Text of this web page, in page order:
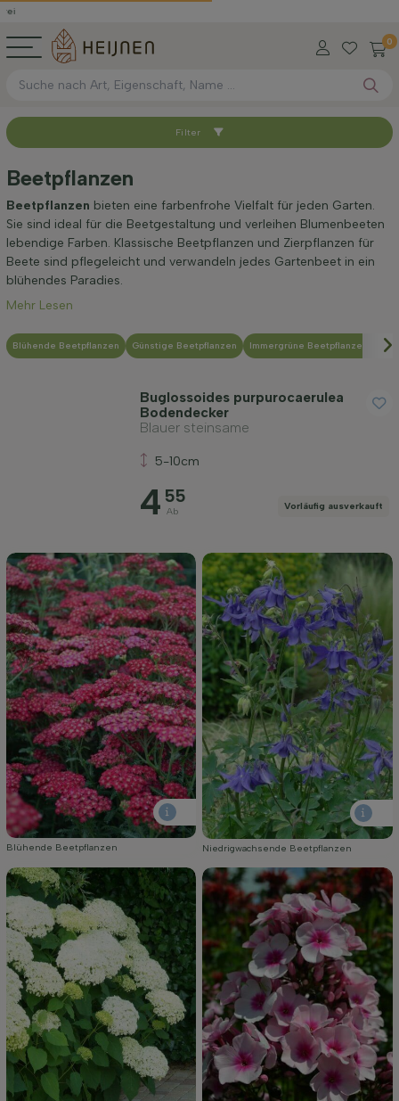
0
Sortieren nach
Standort
Anwendung
Blütezeit
Filter
Beetpflanzen
Beetpflanzen bieten eine farbenfrohe Vielfalt für jeden Garten.
Sie sind ideal für die Beetgestaltung und verleihen Blumenbeeten
lebendige Farben. Klassische Beetpflanzen und Zierpflanzen für
Beete sind pflegeleicht und verwandeln jedes Gartenbeet in ein
blühendes Paradies.
Mehr Lesen
Blühende Beetpflanzen Günstige Beetpflanzen Immergrüne Beetpflanzen
Buglossoides purpurocaerulea
Bodendecker
Blauer steinsame
5-10cm
4 55
Ab
Vorläufig ausverkauft
Blühende Beetpflanzen Niedrigwachsende Beetpflanzen